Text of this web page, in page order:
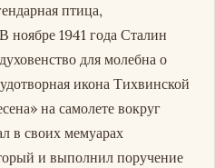
птица,
ноябре 1941 года Сталин
для молебна о
икона Тихвинской
на самолете вокруг
в своих мемуарах
и выполнил поручение